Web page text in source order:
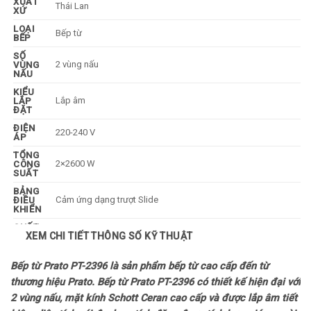
XỨ
Thái Lan
LOẠI
BẾP
Bếp từ
SỐ
VÙNG
NẤU
2 vùng nấu
KIỂU
LẮP
ĐẶT
Lắp âm
ĐIỆN
ÁP
220-240 V
TỔNG
CÔNG
SUẤT
2×2600 W
BẢNG
ĐIỀU
KHIỂN
Cảm ứng dạng trượt Slide
CHẤT
LIỆU
Mặt kính Schott Ceran
LOẠI
NỒI
NẤU
Chỉ sử dụng loại nồi có đế nhiễm từ
XEM CHI TIẾT THÔNG SỐ KỸ THUẬT
Bếp từ Prato PT-2396là sản phẩm bếp từ cao cấp đến từ
thương hiệu Prato. Bếp từ Prato PT-2396 có thiết kế hiện đại với
2 vùng nấu, mặt kính Schott Ceran cao cấp và được lắp âm tiết